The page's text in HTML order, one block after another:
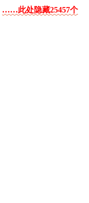
……此处隐藏25457个